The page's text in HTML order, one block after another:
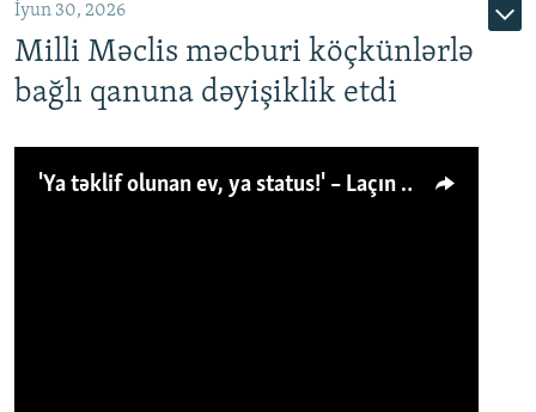
İyun 30, 2026
Milli Məclis məcburi köçkünlərlə
bağlı qanuna dəyişiklik etdi
'Ya təklif olunan ev, ya status!' – Laçın köçkünü: 'Laçından başqa heç hara!'